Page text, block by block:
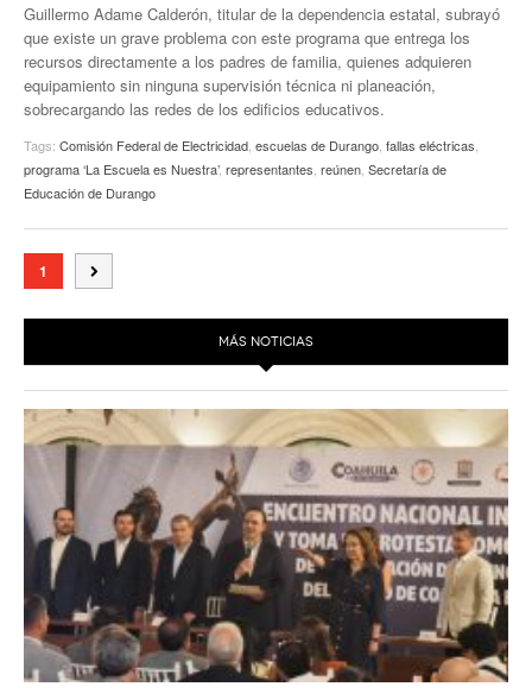
Guillermo Adame Calderón, titular de la dependencia estatal, subrayó
que existe un grave problema con este programa que entrega los
recursos directamente a los padres de familia, quienes adquieren
equipamiento sin ninguna supervisión técnica ni planeación,
sobrecargando las redes de los edificios educativos.
Tags: Comisión Federal de Electricidad escuelas de Durango fallas eléctricas
programa ‘La Escuela es Nuestra’, representantes reúnen Secretaría de
Educación de Durango
1
MÁS NOTICIAS